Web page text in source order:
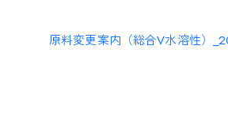
原料変更案内（総合V水溶性）